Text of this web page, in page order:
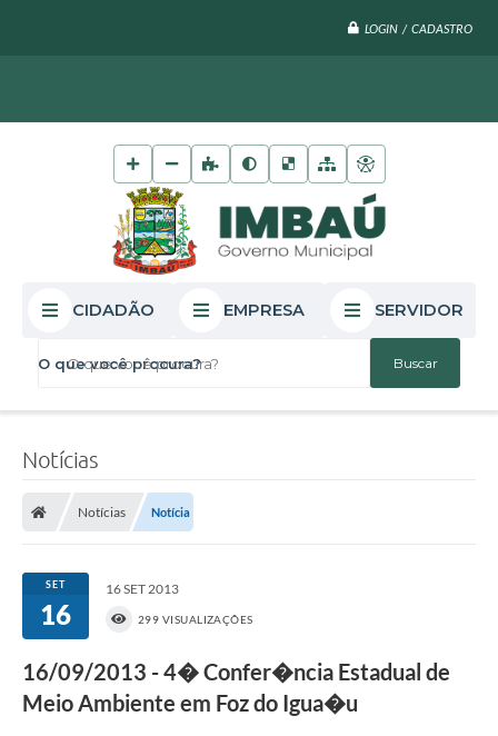
LOGIN / CADASTRO
O que você procura?
CIDADÃO EMPRESA SERVIDOR
Notícias
Notícias Notícia
SET
16
16 SET 2013
299 VISUALIZAÇÕES
16/09/2013 - 4� Confer�ncia Estadual de
Meio Ambiente em Foz do Igua�u